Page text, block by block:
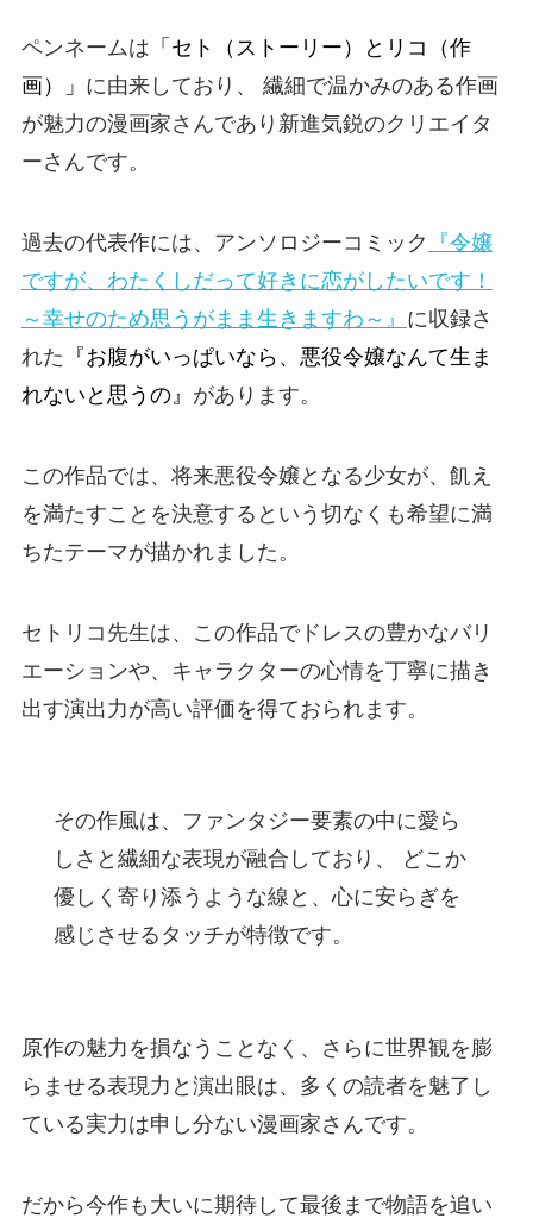
ペンネームは 「セト（ストーリー）とリコ（作
画）」 に由来しており、 繊細で温かみのある作画
が魅力の漫画家さんであり新進気鋭のクリエイタ
ーさんです。
過去の代表作には、アンソロジーコミック
『令嬢
ですが、わたくしだって好きに恋がしたいです！
～幸せのため思うがまま生きますわ～』 に収録さ
れた 『お腹がいっぱいなら、悪役令嬢なんて生ま
れないと思うの』 があります。
この作品では、将来悪役令嬢となる少女が、飢え
を満たすことを決意するという切なくも希望に満
ちたテーマが描かれました。
セトリコ先生は、この作品でドレスの豊かなバリ
エーションや、キャラクターの心情を丁寧に描き
出す演出力が高い評価を得ておられます。
その作風は、ファンタジー要素の中に愛ら
しさと繊細な表現が融合しており、 どこか
優しく寄り添うような線と、心に安らぎを
感じさせるタッチが特徴です。
原作の魅力を損なうことなく、さらに世界観を膨
らませる表現力と演出眼は、多くの読者を魅了し
ている実力は申し分ない漫画家さんです。
だから今作も大いに期待して最後まで物語を追い